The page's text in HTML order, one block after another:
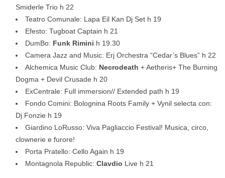
Smiderle Trio h 22
Teatro Comunale: Lapa Eil Kan Dj Set h 19
Efesto: Tugboat Captain h 21
DumBo: Funk Rimini h 19.30
Camera Jazz and Music: Erj Orchestra “Cedar’s Blues” h 22
Alchemica Music Club: Necrodeath + Aetheris+ The Burning
Dogma + Devil Crusade h 20
ExCentrale: Full immersion// Extended path h 19
Fondo Comini: Bolognina Roots Family + Vynil selecta con:
Dj Fonzie h 19
Giardino LoRusso: Viva Pagliaccio Festival! Musica, circo,
clownerie e furore!
Porta Pratello: Cello Again h 19
Montagnola Republic: Clavdio Live h 21